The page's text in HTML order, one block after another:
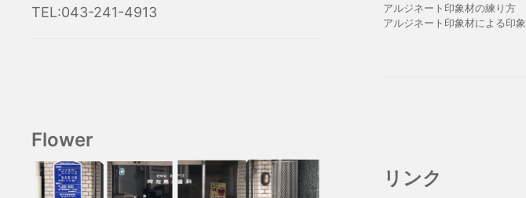
TEL:043-241-4913
Flower
アルジネート印象材の練り方
アルジネート印象材による印象
リンク